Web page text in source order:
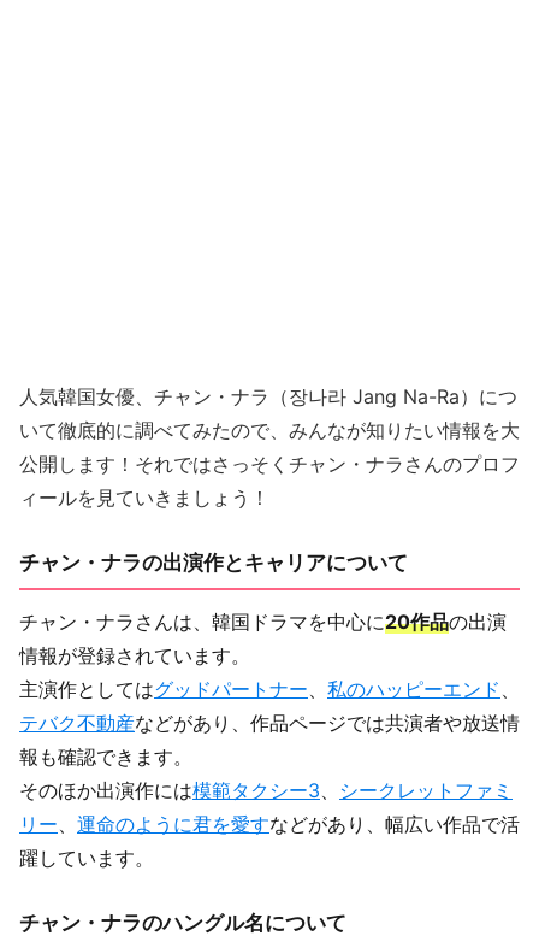
人気韓国女優、チャン・ナラ（장나라 Jang Na-Ra）につ
いて徹底的に調べてみたので、みんなが知りたい情報を大
公開します！それではさっそくチャン・ナラさんのプロフ
ィールを見ていきましょう！
チャン・ナラの出演作とキャリアについて
チャン・ナラさんは、韓国ドラマを中心に20作品の出演
情報が登録されています。
主演作としてはグッドパートナー、 私のハッピーエンド 、
テバク不動産などがあり、作品ページでは共演者や放送情
報も確認できます。
そのほか出演作には模範タクシー3、 シークレットファミ
リー、 運命のように君を愛すなどがあり、幅広い作品で活
躍しています。
チャン・ナラのハングル名について